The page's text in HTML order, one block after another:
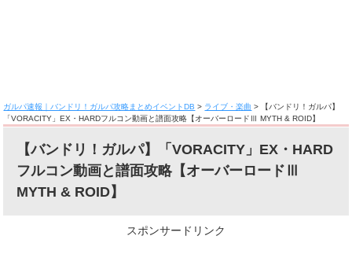
ガルパ速報｜バンドリ！ガルパ攻略まとめイベントDB > ライブ・楽曲 >
【バンドリ！ガルパ】
「VORACITY」EX・HARDフルコン動画と譜面攻略【オーバーロードⅢ MYTH & ROID】
【バンドリ！ガルパ】「VORACITY」EX・HARD
フルコン動画と譜面攻略【オーバーロードⅢ
MYTH & ROID】
スポンサードリンク